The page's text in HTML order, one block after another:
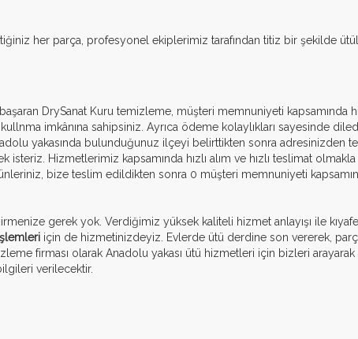
her parça, profesyonel ekiplerimiz tarafından titiz bir şekilde
DrySanat Kuru temizleme, müşteri memnuniyeti kapsamında
kullnma imkânına sahipsiniz. Ayrıca ödeme kolaylıkları sayesinde
yakasında bulunduğunuz ilçeyi belirttikten sonra adresinizden
Hizmetlerimiz kapsamında hızlı alım ve hızlı teslimat
bize teslim edildikten sonra 0 müşteri memnuniyeti
gerek yok. Verdiğimiz yüksek kaliteli hizmet anlayışı ile
için de hizmetinizdeyiz. Evlerde ütü derdine son vererek,
firması olarak Anadolu yakası ütü hizmetleri için bizleri
verilecektir.